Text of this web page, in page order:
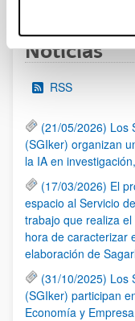
Noticias
RSS
(21/05/2026) Los
(SGIker) organizan
la IA en
(17/03/2026) El
espacio al Servicio
trabajo que realiza
hora de caracterizar
elaboración de
(31/10/2025) Los
(SGIker) participan
Economía y